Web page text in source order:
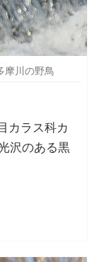
摩川の野鳥
カラス科カ
沢のある黒